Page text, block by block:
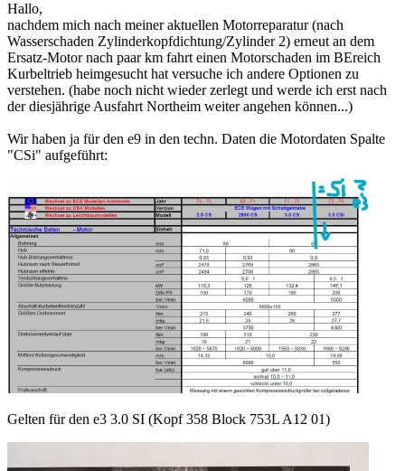
Hallo,
nachdem mich nach meiner aktuellen Motorreparatur (nach
Wasserschaden Zylinderkopfdichtung/Zylinder 2) erneut an dem
Ersatz-Motor nach paar km fahrt einen Motorschaden im BEreich
Kurbeltrieb heimgesucht hat versuche ich andere Optionen zu
verstehen. (habe noch nicht wieder zerlegt und werde ich erst nach
der diesjährige Ausfahrt Northeim weiter angehen können...)
Wir haben ja für den e9 in den techn. Daten die Motordaten Spalte
"CSi" aufgeführt:
Gelten für den e3 3.0 SI (Kopf 358 Block 753L A12 01)